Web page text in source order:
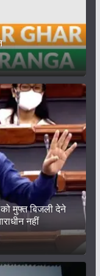
मुफ्त बिजली देने
नहीं